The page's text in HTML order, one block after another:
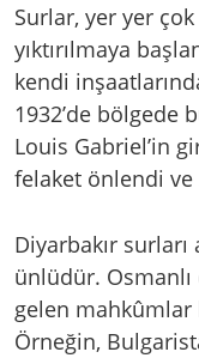
Surlar, yer yer
yıktırılmaya
kendi
1932’de bölgede
Louis Gabriel’in
felaket önlendi ve
Diyarbakır
ünlüdür. Osmanlı
gelen mahkûmlar
Örneğin,